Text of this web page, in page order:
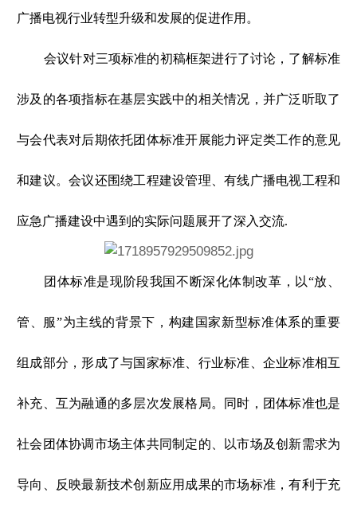
广播电视行业转型升级和发展的促进作用。
会议针对三项标准的初稿框架进行了讨论，了解标准
涉及的各项指标在基层实践中的相关情况，并广泛听取了
与会代表对后期依托团体标准开展能力评定类工作的意见
和建议。会议还围绕工程建设管理、有线广播电视工程和
应急广播建设中遇到的实际问题展开了深入交流.
团体标准是现阶段我国不断深化体制改革，以“放、
管、服”为主线的背景下，构建国家新型标准体系的重要
组成部分，形成了与国家标准、行业标准、企业标准相互
补充、互为融通的多层次发展格局。同时，团体标准也是
社会团体协调市场主体共同制定的、以市场及创新需求为
导向、反映最新技术创新应用成果的市场标准，有利于充